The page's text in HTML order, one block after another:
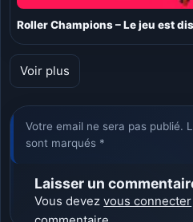
Roller Champions – Le jeu est
Voir plus
Votre email ne sera pas publié.
sont marqués *
Laisser un
Vous devezvous connecter